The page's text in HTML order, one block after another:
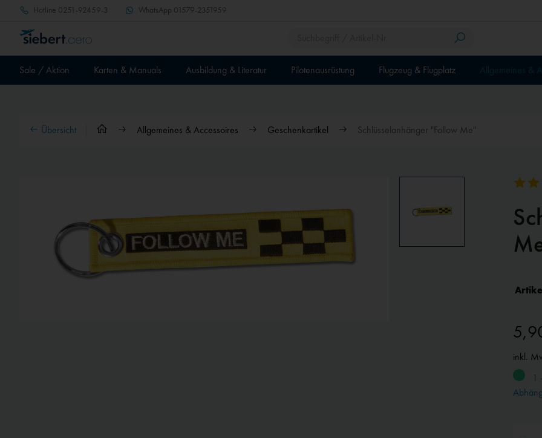
Hotline 0251-92459-3 WhatsApp 01579-2351959
Sale / Aktion Karten & Manuals Ausbildung & Literatur Pilotenausrüstung Flugzeug & Flugplatz
Übersicht Allgemeines & Accessoires Geschenkartikel Schlüsselanhänger "Follow Me"
inkl.